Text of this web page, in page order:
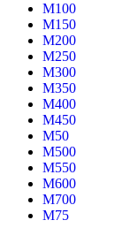
М100
М150
М200
М250
М300
М350
М400
М450
М50
М500
М550
М600
М700
М75